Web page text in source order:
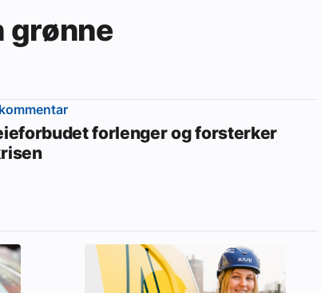
grønne
forlenger og forsterker